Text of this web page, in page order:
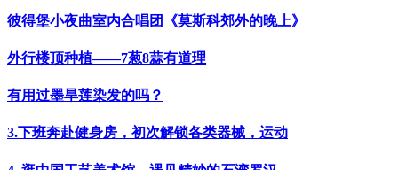
彼得堡小夜曲室内合唱团《莫斯科郊外的晚上》
外行楼顶种植——7葱8蒜有道理
有用过墨旱莲染发的吗？
3.下班奔赴健身房，初次解锁各类器械，运动